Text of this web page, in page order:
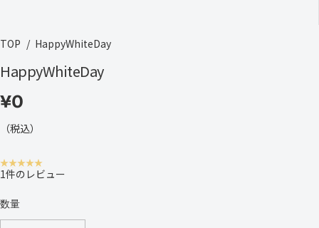
TOP HappyWhiteDay
HappyWhiteDay
通
常
価
格
¥0
（税込）
1件のレビュー
数量